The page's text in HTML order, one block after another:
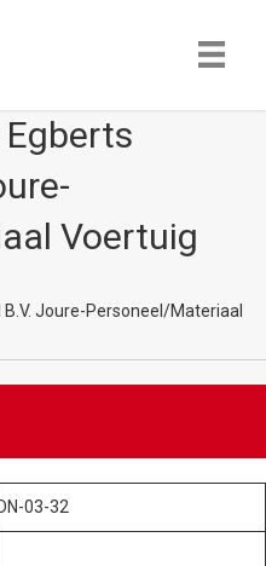
Egberts
Voertuig
Joure-Personeel/Materiaal
03-32